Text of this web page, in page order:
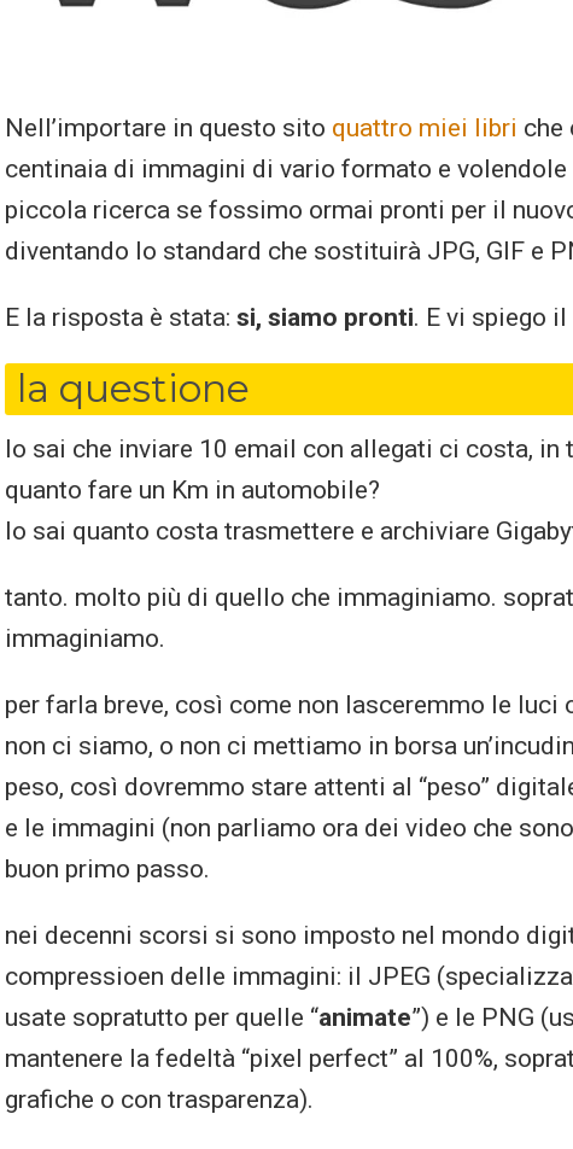
Nell’importare in questo sito quattro miei libri che
centinaia di immagini di vario formato e
piccola ricerca se fossimo ormai pronti per il
diventando lo standard che sostituirà JPG, GIF e
E la risposta è stata: si, siamo pronti. E vi spiego
la questione
lo sai che inviare 10 email con allegati ci costa, in
quanto fare un Km in automobile?
lo sai quanto costa trasmettere e archiviare
tanto. molto più di quello che immaginiamo.
immaginiamo.
per farla breve, così come non lasceremmo le luci
non ci siamo, o non ci mettiamo in borsa
peso, così dovremmo stare attenti al “peso”
e le immagini (non parliamo ora dei video che
buon primo passo.
nei decenni scorsi si sono imposto nel mondo
compressioen delle immagini: il JPEG
usate sopratutto per quelle “animate”) e le PNG
mantenere la fedeltà “pixel perfect” al 100%,
grafiche o con trasparenza).